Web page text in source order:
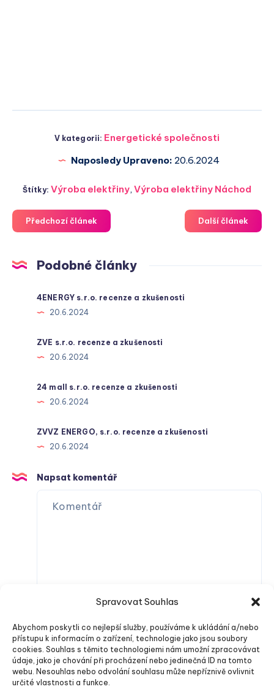
Spravovat Souhlas
Abychom poskytli co nejlepší služby, používáme k ukládání a/nebo
přístupu k informacím o zařízení, technologie jako jsou soubory
cookies. Souhlas s těmito technologiemi nám umožní zpracovávat
údaje, jako je chování při procházení nebo jedinečná ID na tomto
webu. Nesouhlas nebo odvolání souhlasu může nepříznivě ovlivnit
určité vlastnosti a funkce.
V kategorii: Energetické společnosti
Naposledy Upraveno: 20.6.2024
Štítky:Výroba elektřiny,Výroba elektřiny Náchod
Předchozí článek Další článek
Podobné články
4ENERGY s.r.o. recenze a zkušenosti
20.6.2024
ZVE s.r.o. recenze a zkušenosti
20.6.2024
24 mall s.r.o. recenze a zkušenosti
20.6.2024
ZVVZ ENERGO, s.r.o. recenze a zkušenosti
20.6.2024
Napsat komentář